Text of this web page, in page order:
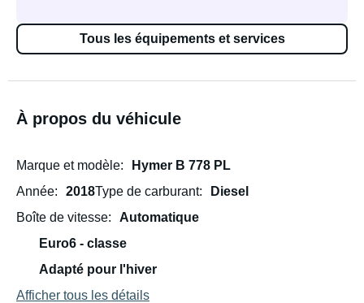
Tous les équipements et services
À propos du véhicule
Marque et modèle
Hymer B 778 PL
Année
2018Type de carburant
Diesel
Boîte de vitesse
Automatique
Euro6 - classe
Adapté pour l'hiver
Afficher tous les détails